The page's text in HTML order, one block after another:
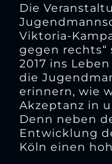
Die
Viktoria-
gegen rechts“
2017 ins
die
erinnern, wie
Akzeptanz in
Denn neben
Entwicklung
Köln einen